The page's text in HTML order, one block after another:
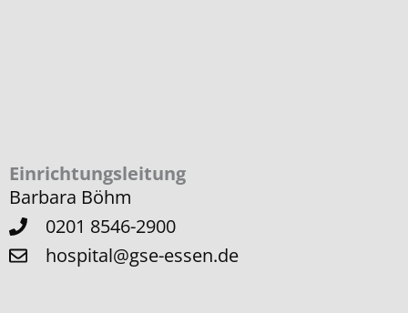
Einrichtungsleitung
Barbara Böhm
0201 8546-2900
hospital@gse-essen.de